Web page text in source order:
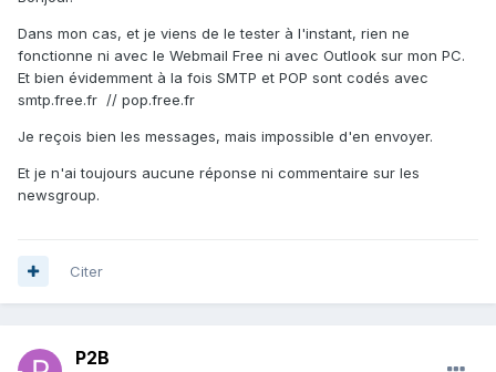
Dans mon cas, et je viens de le tester à l'instant, rien ne
fonctionne ni avec le Webmail Free ni avec Outlook sur mon PC.
Et bien évidemment à la fois SMTP et POP sont codés avec
smtp.free.fr // pop.free.fr
Je reçois bien les messages, mais impossible d'en envoyer.
Et je n'ai toujours aucune réponse ni commentaire sur les
newsgroup.
Citer
P2B